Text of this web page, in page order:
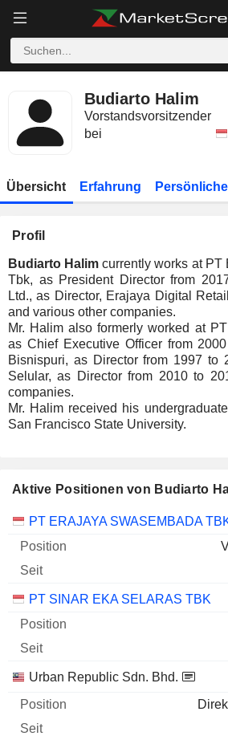
Budiarto Halim
Vorstandsvorsitzender
bei
Übersicht Erfahrung
Profil
Budiarto Halim currently works at PT
Tbk, as President Director from
Ltd., as Director, Erajaya Digital
and various other companies.
Mr. Halim also formerly worked at
as Chief Executive Officer from
Bisnispuri, as Director from 1997 to
Selular, as Director from 2010 to
companies.
Mr. Halim received his
San Francisco State University.
Aktive Positionen von Budiarto
Unternehmen Position Beginn
PT ERAJAYA SWASEMBADA
PT SINAR EKA SELARAS TBK
Urban Republic Sdn. Bhd.